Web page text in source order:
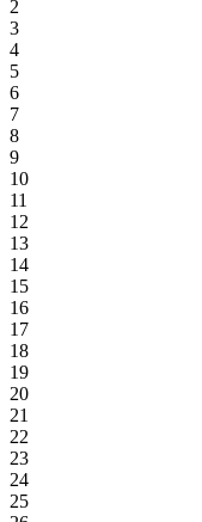
2
3
4
5
6
7
8
9
10
11
12
13
14
15
16
17
18
19
20
21
22
23
24
25